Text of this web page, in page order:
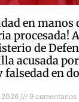
en manos
procesada!
de
acusada
falsedad en
2026 9 comentarios